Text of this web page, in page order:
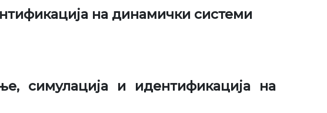
на динамички системи
симулација и идентификација на